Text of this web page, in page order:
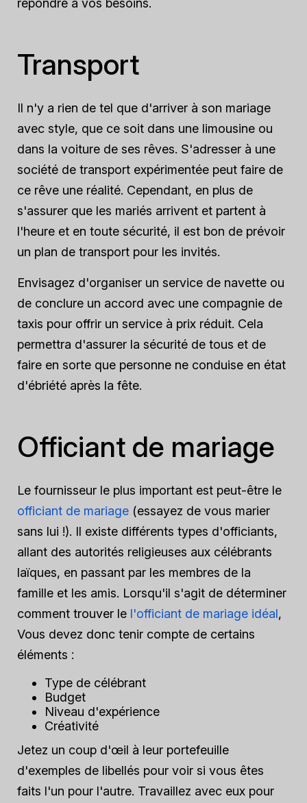
répondre à vos besoins.
Transport
Il n'y a rien de tel que d'arriver à son mariage
avec style, que ce soit dans une limousine ou
dans la voiture de ses rêves. S'adresser à une
société de transport expérimentée peut faire de
ce rêve une réalité. Cependant, en plus de
s'assurer que les mariés arrivent et partent à
l'heure et en toute sécurité, il est bon de prévoir
un plan de transport pour les invités.
Envisagez d'organiser un service de navette ou
de conclure un accord avec une compagnie de
taxis pour offrir un service à prix réduit. Cela
permettra d'assurer la sécurité de tous et de
faire en sorte que personne ne conduise en état
d'ébriété après la fête.
Officiant de mariage
Le fournisseur le plus important est peut-être le
officiant de mariage (essayez de vous marier
sans lui !). Il existe différents types d'officiants,
allant des autorités religieuses aux célébrants
laïques, en passant par les membres de la
famille et les amis. Lorsqu'il s'agit de déterminer
comment trouver le l'officiant de mariage idéal,
Vous devez donc tenir compte de certains
éléments :
Type de célébrant
Budget
Niveau d'expérience
Créativité
Jetez un coup d'œil à leur portefeuille
d'exemples de libellés pour voir si vous êtes
faits l'un pour l'autre. Travaillez avec eux pour